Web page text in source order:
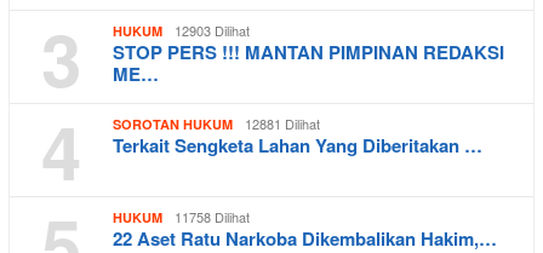
3 HUKUM 12903 Dilihat
STOP PERS !!! MANTAN PIMPINAN REDAKSI
ME…
4 SOROTAN HUKUM 12881 Dilihat
Terkait Sengketa Lahan Yang Diberitakan …
HUKUM 11758 Dilihat
22 Aset Ratu Narkoba Dikembalikan Hakim,…